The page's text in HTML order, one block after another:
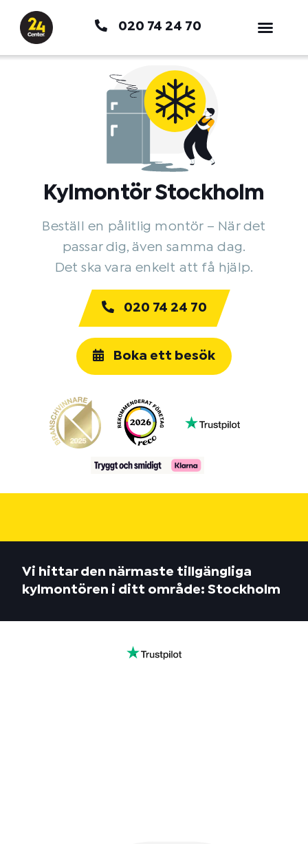
innehåll
020 74 24 70
Kylmontör Stockholm
Beställ en pålitlig montör – När det
passar dig, även samma dag.
Det ska vara enkelt att få hjälp.
020 74 24 70
Boka ett besök
Vi hittar den närmaste tillgängliga
kylmontören i ditt område: Stockholm